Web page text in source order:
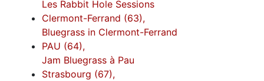
Les Rabbit Hole Sessions
Clermont-Ferrand (63),
Bluegrass in Clermont-Ferrand
PAU (64),
Jam Bluegrass à Pau
Strasbourg (67),